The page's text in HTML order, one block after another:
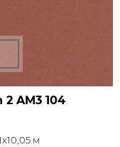
2AM3 104
м